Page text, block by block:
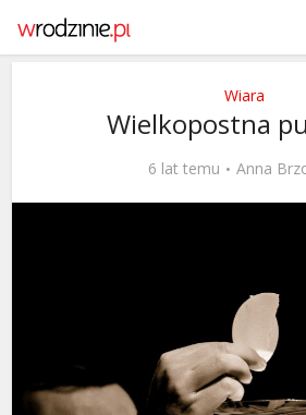
Wiara
Wielkopostna
6 lat temu Anna